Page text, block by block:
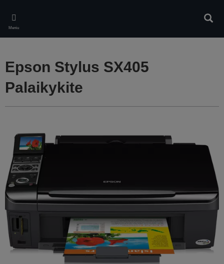
main
content
Meniu
Epson Stylus SX405
Palaikykite